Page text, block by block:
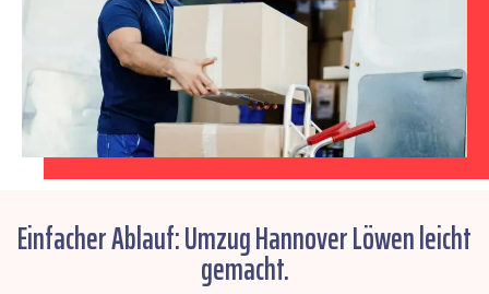
Einfacher Ablauf: Umzug Hannover Löwen leicht
gemacht.